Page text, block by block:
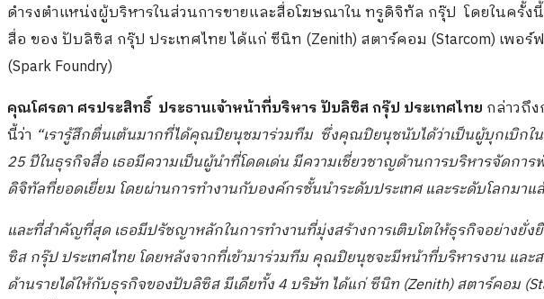
ดำรงตำแหน่งผู้บริหารในส่วนการขายและสื่อโฆษณาใน ทรูดิจิทัล กรุ๊ป โดยในครั้ง
สื่อ ของ ปับลิซิส กรุ๊ป ประเทศไทย ได้แก่ ซีนิท (Zenith) สตาร์คอม (Starcom) เพอ
(Spark Foundry)
คุณโศรดา ศรประสิทธิ์ ประธานเจ้าหน้าที่บริหาร ปับลิซิส กรุ๊ป ประเทศไทย กล่าวถึ
นี้ว่า “เรารู้สึกตื่นเต้นมากที่ได้คุณปิยนุชมาร่วมทีม ซึ่งคุณปิยนุชนับได้ว่าเป็นผู้บุกเบิกใ
25ปีในธุรกิจสื่อ เธอมีความเป็นผู้นำที่โดดเด่น มีความเชี่ยวชาญด้านการบริหารจัดก
ดิจิทัลที่ยอดเยี่ยม โดยผ่านการทำงานกับองค์กรชั้นนำระดับประเทศ และระดับโลกมาแ
และที่สำคัญที่สุด เธอมีปรัชญาหลักในการทำงานที่มุ่งสร้างการเติบโตให้ธุรกิจอย่าง
ซิส กรุ๊ป ประเทศไทย โดยหลังจากที่เข้ามาร่วมทีม คุณปิยนุชจะมีหน้าที่บริหารงาน และ
ด้านรายได้ให้กับธุรกิจของปับลิซิส มีเดียทั้ง4บริษัท ได้แก่ ซีนิท(Zenith)สตาร์คอม